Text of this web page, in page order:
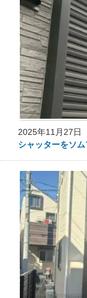
2025年11月27日
シャッターをソ